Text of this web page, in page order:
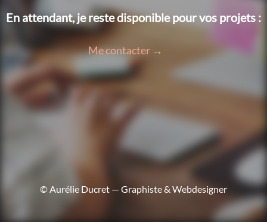
En attendant, je reste disponible pour vos projets :
Me contacter →
© Aurélie Ducret — Graphiste & Webdesigner